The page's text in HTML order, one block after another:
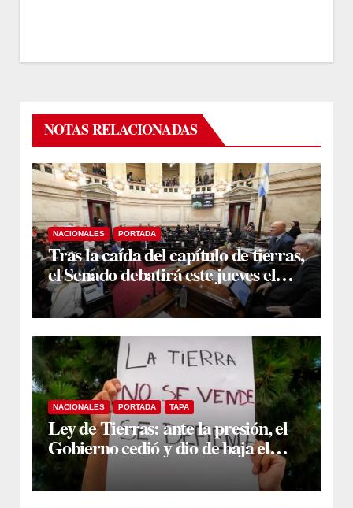
NOTAS RELACIONADAS
NACIONALES PORTADA
Tras la caída del capítulo de tierras,
el Senado debatirá este jueves el
proyecto sobre propiedad privada
NACIONALES PORTADA TAPA
Ley de Tierras: ante la presión, el
Gobierno cedió y dio de baja el
capítulo de la polémica